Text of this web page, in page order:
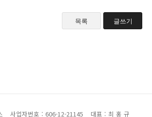
목록 글쓰기
사업자번호 : 606-12-21145 대표 : 최 홍 규